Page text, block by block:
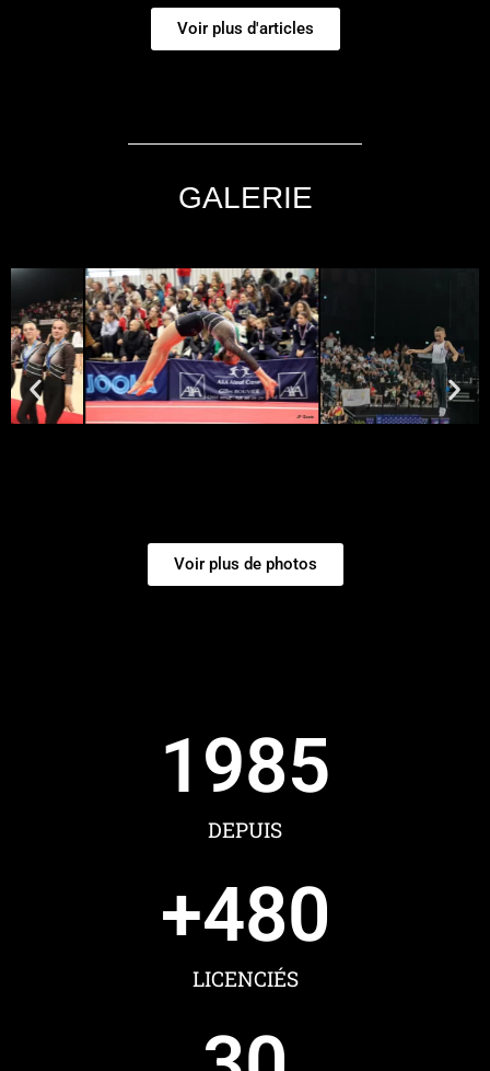
Voir plus d'articles
GALERIE
Voir plus de photos
DEPUIS
1985
LICENCIÉS
+480